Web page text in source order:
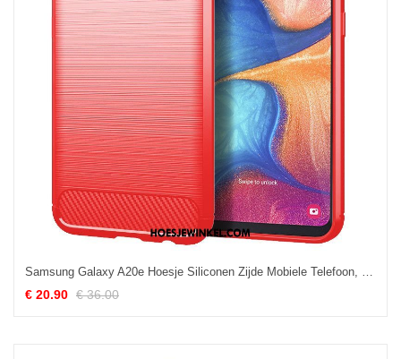
Samsung Galaxy A20e Hoesje Siliconen Zijde Mobiele Telefoon, Samsung Galaxy A20e Hoesje Rood Zacht
€ 20.90 € 36.00